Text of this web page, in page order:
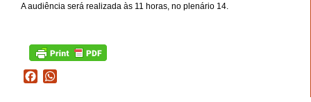
A audiência será realizada às 11 horas, no plenário 14.
Facebook